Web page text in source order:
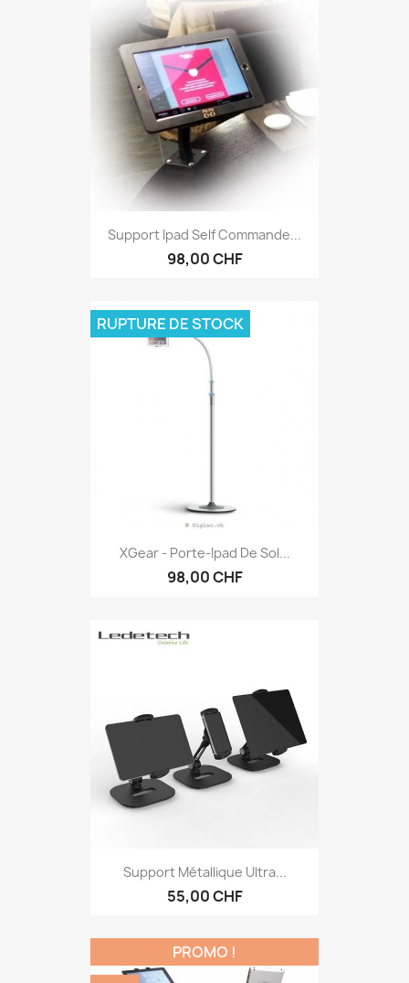
Support Ipad Self Commande...
98,00 CHF
XGear - Porte-Ipad De Sol...
98,00 CHF
RUPTURE DE STOCK
Support Métallique Ultra...
55,00 CHF
PROMO !